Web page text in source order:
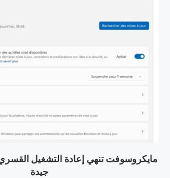
مايكروسوفت تنهي إعادة التشغيل القسري
جيدة